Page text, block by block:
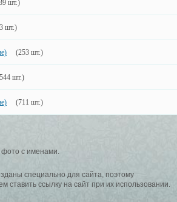
шт.)
шт.)
(253 шт.)
шт.)
(711 шт.)
с именами.
специально для сайта, поэтому
ставить ссылку на сайт при их использовании.